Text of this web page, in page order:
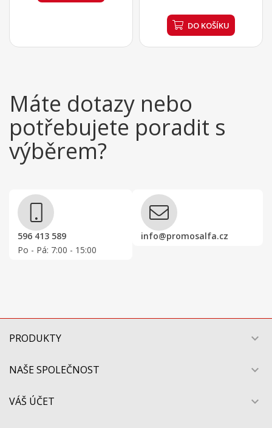
DO KOŠÍKU
Máte dotazy nebo
potřebujete poradit s
výběrem?
596 413 589
Po - Pá: 7:00 - 15:00
info@promosalfa.cz
PRODUKTY 
NAŠE SPOLEČNOST 
VÁŠ ÚČET 